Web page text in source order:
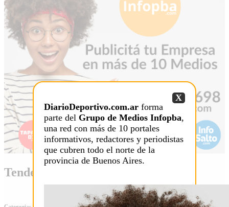
X
DiarioDeportivo.com.ar forma
parte del Grupo de Medios Infopba,
una red con más de 10 portales
informativos, redactores y periodistas
que cubren todo el norte de la
provincia de Buenos Aires.
Tendencia